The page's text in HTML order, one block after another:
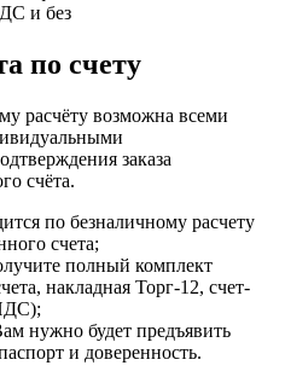
и без
по счету
расчёту возможна всеми
заказа
счёта.
по безналичному расчету
счета;
полный комплект
накладная Торг-12, счет-
нужно будет предъявить
и доверенность.